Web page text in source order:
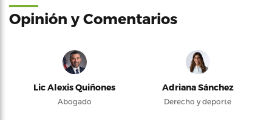
Opinión y Comentarios
Lic Alexis Quiñones
Abogado
Adriana Sánchez
Derecho y deporte